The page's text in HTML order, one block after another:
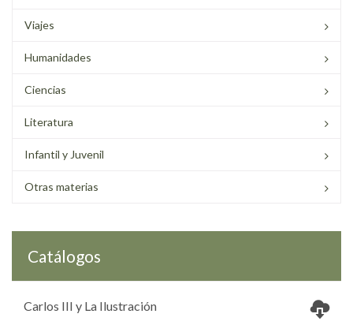
Viajes
Humanidades
Ciencias
Literatura
Infantil y Juvenil
Otras materias
Catálogos
Carlos III y La Ilustración